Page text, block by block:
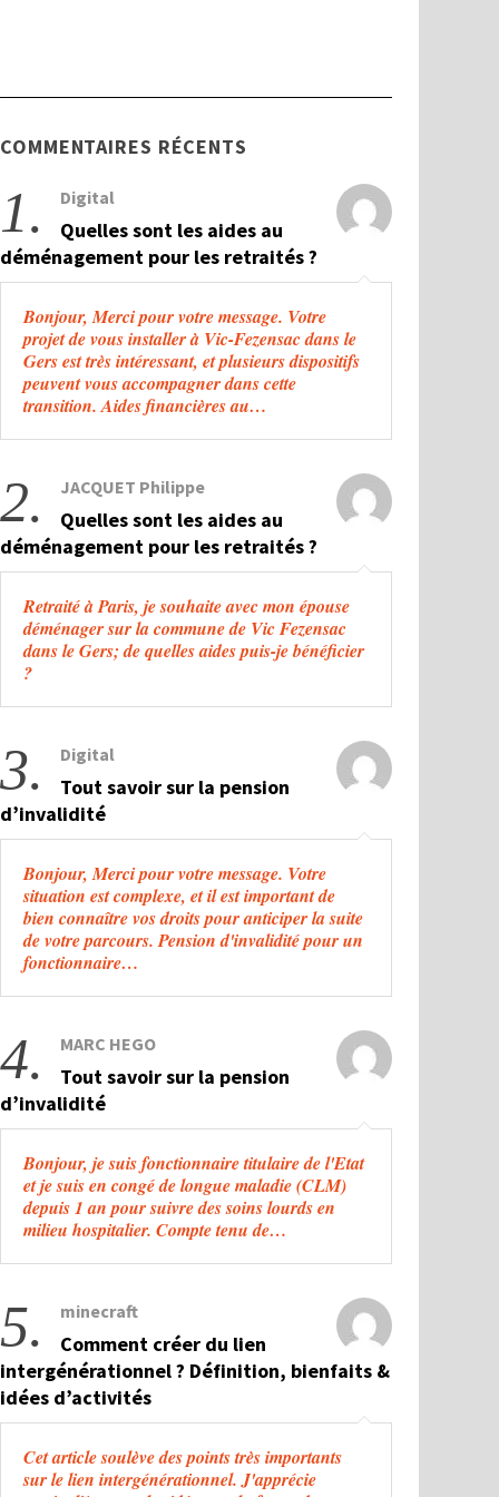
COMMENTAIRES RÉCENTS
1. Digital
Quelles sont les aides au
déménagement pour les retraités ?
Bonjour, Merci pour votre message. Votre
projet de vous installer à Vic-Fezensac dans le
Gers est très intéressant, et plusieurs dispositifs
peuvent vous accompagner dans cette
transition. Aides financières au…
2. JACQUET Philippe
Quelles sont les aides au
déménagement pour les retraités ?
Retraité à Paris, je souhaite avec mon épouse
déménager sur la commune de Vic Fezensac
dans le Gers; de quelles aides puis-je bénéficier
?
3. Digital
Tout savoir sur la pension
d’invalidité
Bonjour, Merci pour votre message. Votre
situation est complexe, et il est important de
bien connaître vos droits pour anticiper la suite
de votre parcours. Pension d'invalidité pour un
fonctionnaire…
4. MARC HEGO
Tout savoir sur la pension
d’invalidité
Bonjour, je suis fonctionnaire titulaire de l'Etat
et je suis en congé de longue maladie (CLM)
depuis 1 an pour suivre des soins lourds en
milieu hospitalier. Compte tenu de…
5. minecraft
Comment créer du lien
intergénérationnel ? Définition, bienfaits &
idées d’activités
Cet article soulève des points très importants
sur le lien intergénérationnel. J'apprécie